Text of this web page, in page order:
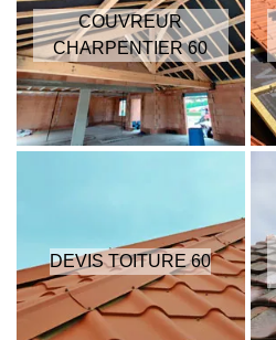
COUVREUR
CHARPENTIER 60
DEVIS TOITURE 60